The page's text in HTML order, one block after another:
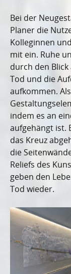
Bei der
Planer die
Kolleginnen
mit ein. Ruhe
durch den
Tod und die
aufkommen.
indem es an
aufgehängt ist.
das Kreuz
die
Reliefs des
geben den
Tod wieder.